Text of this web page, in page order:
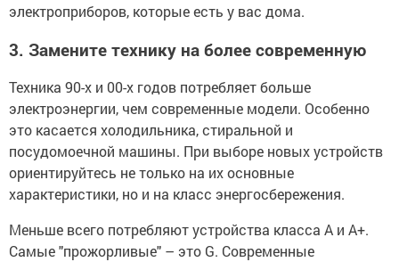
электроприборов, которые есть у вас дома.
3. Замените технику на более современную
Техника 90-х и 00-х годов потребляет больше
электроэнергии, чем современные модели. Особенно
это касается холодильника, стиральной и
посудомоечной машины. При выборе новых устройств
ориентируйтесь не только на их основные
характеристики, но и на класс энергосбережения.
Меньше всего потребляют устройства класса А и А+.
Самые "прожорливые" – это G. Современные